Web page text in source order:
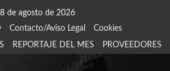
8 de agosto de 2026
Contacto/Aviso Legal
Cookies
REPORTAJE DEL MES PROVEEDORES